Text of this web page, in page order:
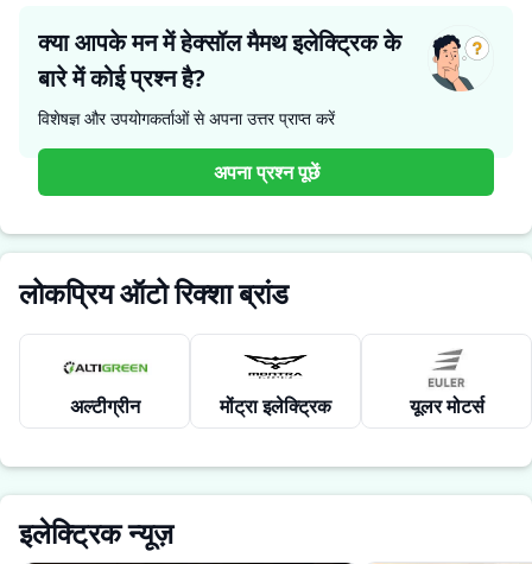
क्या आपके मन में हेक्सॉल मैमथ इलेक्ट्रिक के
बारे में कोई प्रश्न है?
विशेषज्ञ और उपयोगकर्ताओं से अपना उत्तर प्राप्त करें
अपना प्रश्न पूछें
लोकप्रिय ऑटो रिक्शा ब्रांड
अल्टीग्रीन मोंट्रा इलेक्ट्रिक यूलर मोटर्स
इलेक्ट्रिक न्यूज़